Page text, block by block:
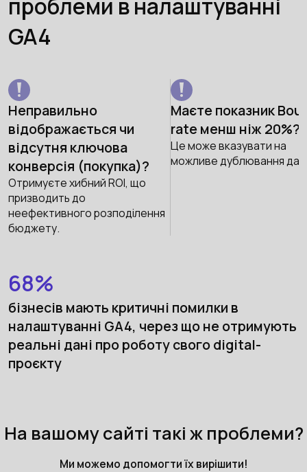
проблеми в налаштуванні
GA4
Неправильно
відображається чи
відсутня ключова
конверсія (покупка)?
Отримуєте хибний ROI, що
призводить до
неефективного розподілення
бюджету.
Маєте показник
rate менш ніж 20%?
Це може вказувати на
можливе дублювання
68%
бізнесів мають критичні помилки в
налаштуванні GA4, через що не отримують
реальні дані про роботу свого digital-
проєкту
На вашому сайті такі ж проблеми?
Ми можемо допомогти їх вирішити!